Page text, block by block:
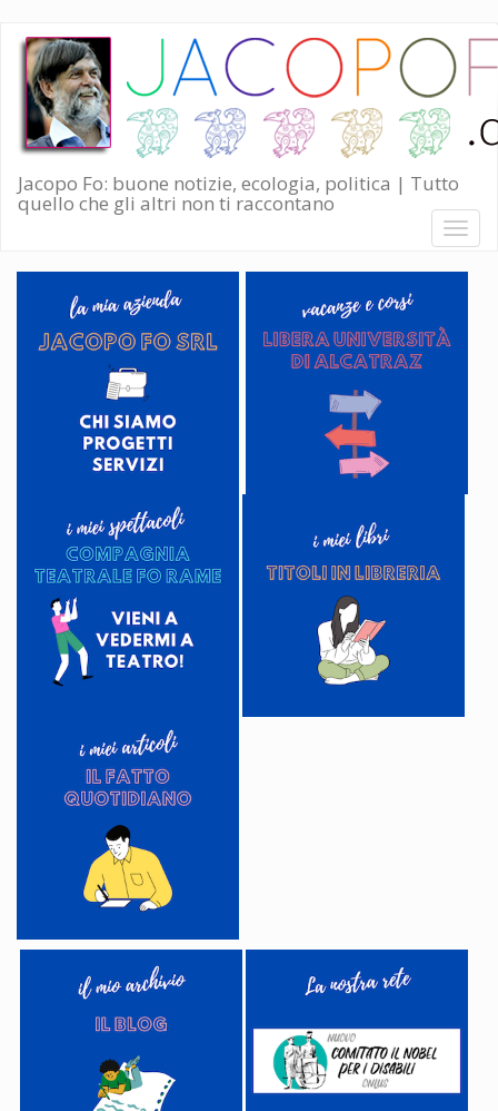
Salta
contenuto
principale
Jacopo Fo: buone notizie, ecologia, politica | Tutto
quello che gli altri non ti raccontano
Toggle